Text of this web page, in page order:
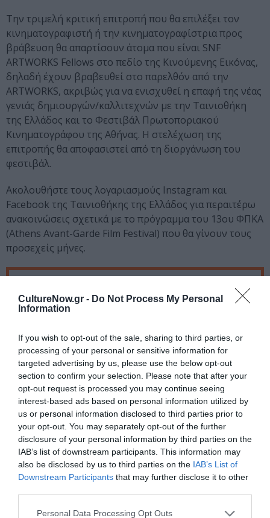
CultureNow.gr - Do Not Process My Personal
Information
If you wish to opt-out of the sale, sharing to third parties, or
processing of your personal or sensitive information for
targeted advertising by us, please use the below opt-out
section to confirm your selection. Please note that after your
opt-out request is processed you may continue seeing
interest-based ads based on personal information utilized by
us or personal information disclosed to third parties prior to
your opt-out. You may separately opt-out of the further
disclosure of your personal information by third parties on the
IAB’s list of downstream participants. This information may
also be disclosed by us to third parties on the IAB’s List of
Downstream Participants that may further disclose it to other
Personal Data Processing Opt Outs
Την τριμελή κριτική επιτροπή που θα επιλέξει τον
κινηματογραφιστή ή την κινηματογραφίστρια προς
βράβευση θα απαρτίσουν άτομα που είναι SNF
ARTWORKS Fellows στο πεδίο της Κινούμενης Εικόνας,
δηλαδή έχουν βραβευθεί στο παρελθόν από την
ARTWORKS, ακριβώς για να ενισχυθεί η επαφή της νέας
γενιάς δημιουργών/καλλιτεχνών με την Ταινιοθήκη
της Ελλάδος και το Φεστιβάλ Πρωτοποριακού
Κινηματογράφου της Αθήνας. Η στελέχωση της
επιτροπής θα αποφασιστεί από τη διοργάνωση του
φεστιβάλ.
Ακολουθήστε τους λογαριασμούς Instagram και
Facebook της Ταινιοθήκης της Ελλάδος για περαιτέρω
ανακοινώσεις σχετικά με το πρόγραμμα του 13ου ΦΠΚΑ
(Athens Avant-Garde Film Festival) που θα γίνουν τους
προσεχείς μήνες.
Περισσότερες πληροφορίες: tainiothiki.gr
Ακολουθήστε το Culturenow.gr στοGoogle Newsκαι
μάθετε πρώτοι όλες τις ειδήσεις
Δείτε όλα τατελευταία νέαγια την Τέχνη και τον
Πολιτισμό στοCulturenow.gr
Νέοι Διαγωνισμοί❯
Tags
ΚΙΝΗΜΑΤΟΓΡΑΦΙΚΑ ΦΕΣΤΙΒΑΛ